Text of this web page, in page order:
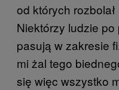
od których
Niektórzy ludzie
pasują w zakresie
mi żal tego
się więc wszystko